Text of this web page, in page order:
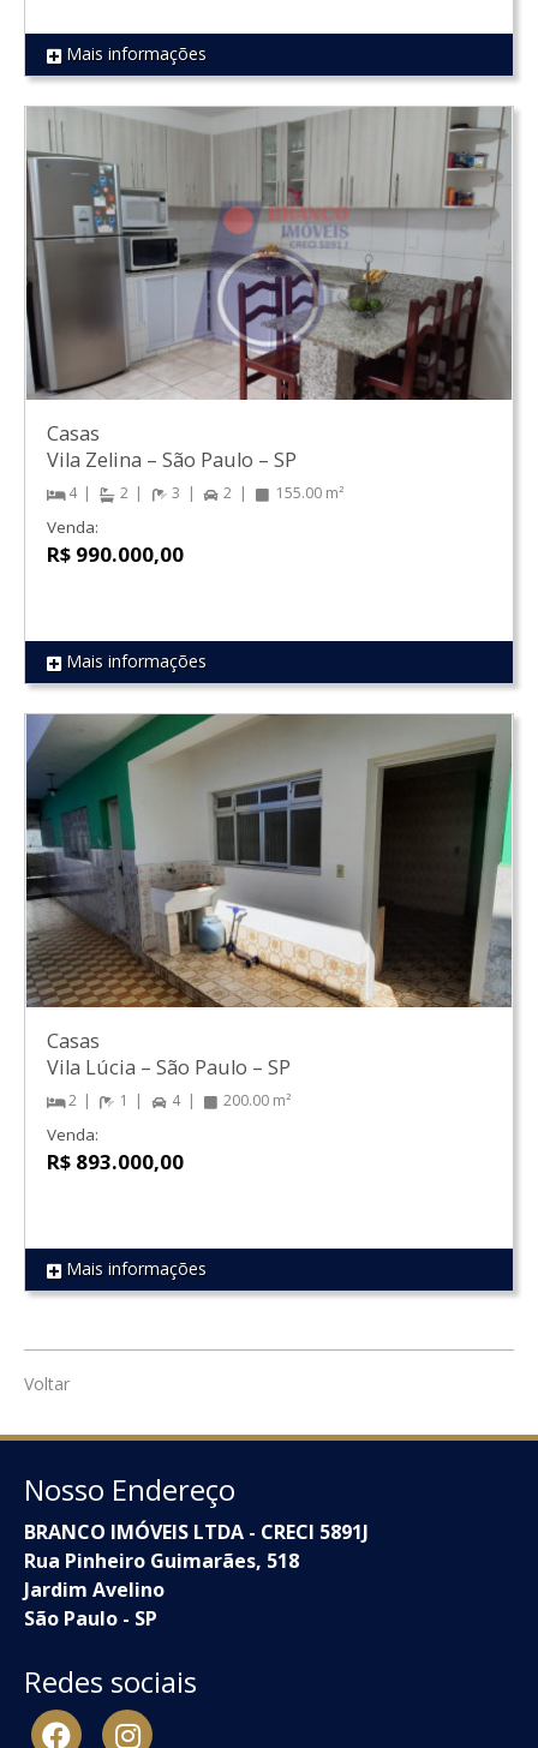
REF 1179
Mais informações
REF 1618
Casas
Vila Zelina – São Paulo – SP
4 2 3 2 155.00 m²
Venda:
R$ 990.000,00
Mais informações
REF 1623
Casas
Vila Lúcia – São Paulo – SP
2 1 4 200.00 m²
Venda:
R$ 893.000,00
Mais informações
Voltar
Nosso Endereço
BRANCO IMÓVEIS LTDA - CRECI 5891J
Rua Pinheiro Guimarães, 518
Jardim Avelino
São Paulo - SP
Redes sociais